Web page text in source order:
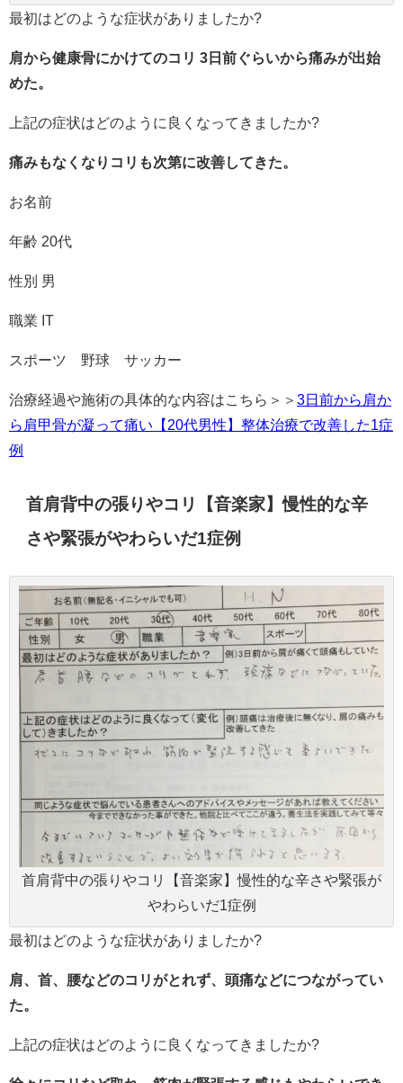
最初はどのような症状がありましたか?
肩から健康骨にかけてのコリ 3日前ぐらいから痛みが出始
めた。
上記の症状はどのように良くなってきましたか?
痛みもなくなりコリも次第に改善してきた。
お名前
年齢 20代
性別 男
職業 IT
スポーツ 野球 サッカー
治療経過や施術の具体的な内容はこちら＞＞ 3日前から肩か
ら肩甲骨が凝って痛い【20代男性】整体治療で改善した1症
例
首肩背中の張りやコリ【音楽家】慢性的な辛
さや緊張がやわらいだ1症例
首肩背中の張りやコリ【音楽家】慢性的な辛さや緊張が
やわらいだ1症例
最初はどのような症状がありましたか?
肩、首、腰などのコリがとれず、頭痛などにつながってい
た。
上記の症状はどのように良くなってきましたか?